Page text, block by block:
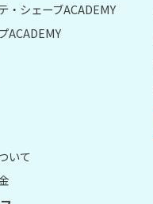
・シェーブACADEMY
ACADEMY
いて